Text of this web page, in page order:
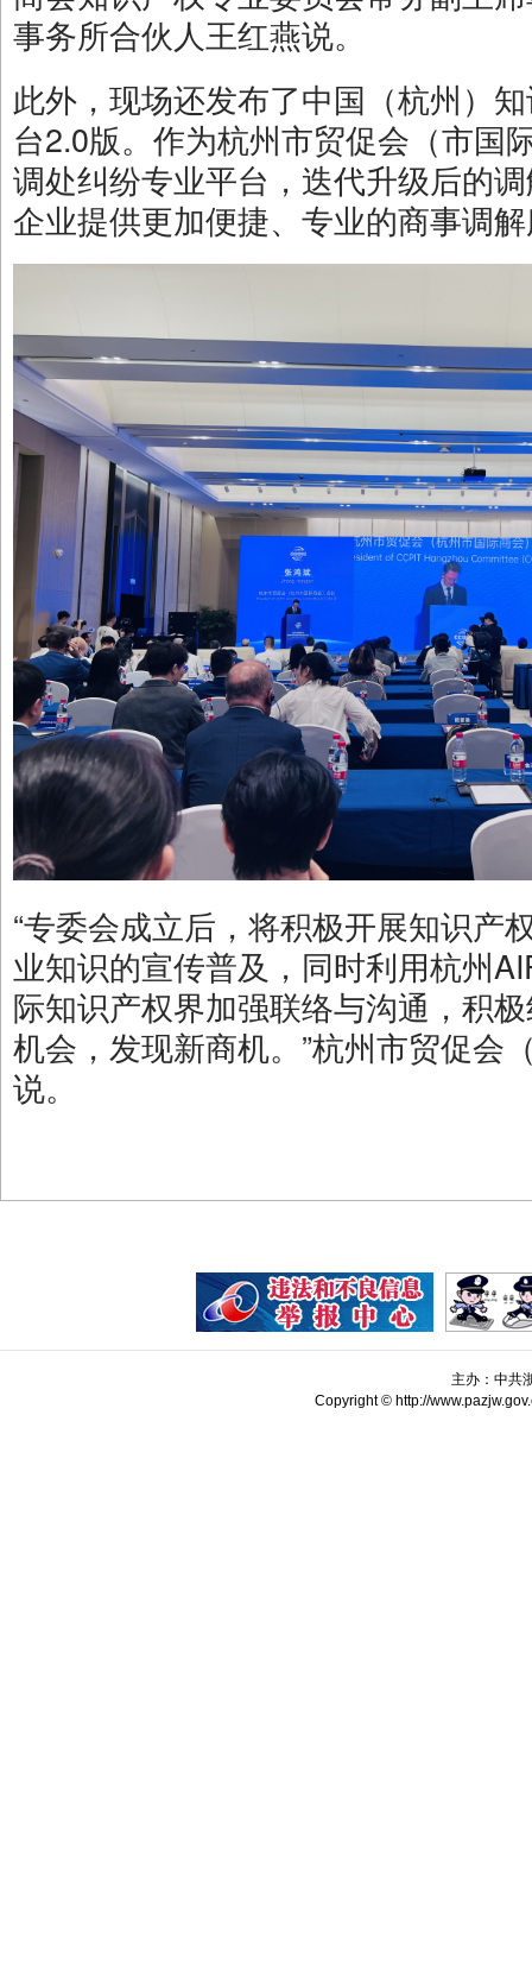
事务所合伙人王红燕说。
此外，现场还发布了中国（杭州）
台2.0版。作为杭州市贸促会（市国
调处纠纷专业平台，迭代升级后的
企业提供更加便捷、专业的商事调
“专委会成立后，将积极开展知识产
业知识的宣传普及，同时利用杭州
际知识产权界加强联络与沟通，积极
机会，发现新商机。”杭州市贸促会
说。
主办：中共
Copyright © http://